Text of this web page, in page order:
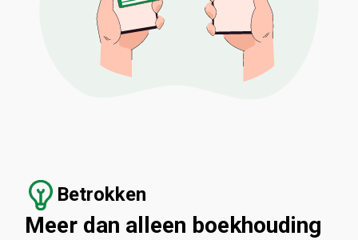
Betrokken
Meer dan alleen boekhouding